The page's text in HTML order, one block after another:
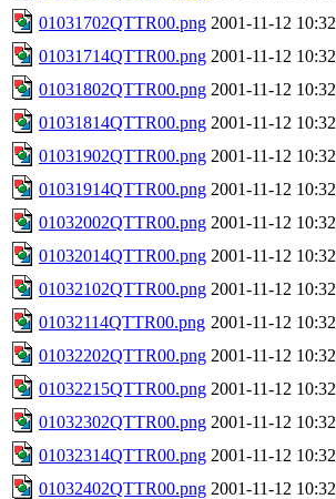
01031702QTTR00.png 2001-11-12 10:32
01031714QTTR00.png 2001-11-12 10:32
01031802QTTR00.png 2001-11-12 10:32
01031814QTTR00.png 2001-11-12 10:32
01031902QTTR00.png 2001-11-12 10:32
01031914QTTR00.png 2001-11-12 10:32
01032002QTTR00.png 2001-11-12 10:32
01032014QTTR00.png 2001-11-12 10:32
01032102QTTR00.png 2001-11-12 10:32
01032114QTTR00.png 2001-11-12 10:32
01032202QTTR00.png 2001-11-12 10:32
01032215QTTR00.png 2001-11-12 10:32
01032302QTTR00.png 2001-11-12 10:32
01032314QTTR00.png 2001-11-12 10:32
01032402QTTR00.png 2001-11-12 10:32